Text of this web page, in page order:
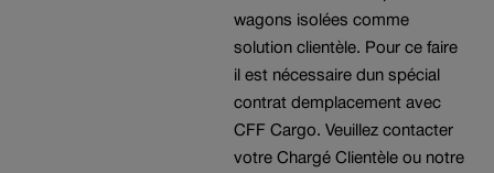
wagons isolées comme
solution clientèle. Pour ce faire
il est nécessaire dun spécial
contrat demplacement avec
CFF Cargo. Veuillez contacter
votre Chargé Clientèle ou notre